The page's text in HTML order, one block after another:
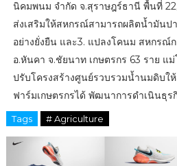
นิคมพนม จำกัด จ.สุราษฎร์ธานี พื้นที่
ส่งเสริมให้สหกรณ์สามารถผลิตน้ำมันป
อย่างยั่งยืน และ3. แปลงโคนม สหกรณ์
อ.หันคา จ.ชัยนาท เกษตรกร 63 ราย
ปรับโครงสร้างศูนย์รวบรวมน้ำนมดิบใ
ฟาร์มเกษตรกรได้ พัฒนาการดำเนินธุ
Tags # Agriculture